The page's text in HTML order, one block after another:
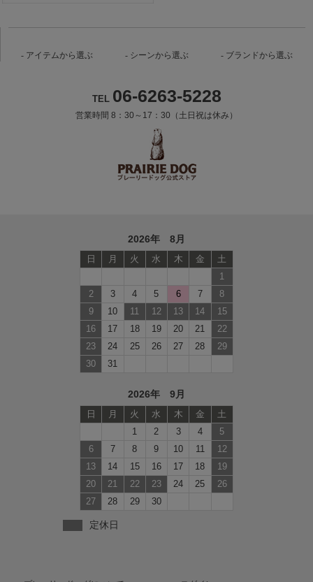
アイテムから選ぶ シーンから選ぶ ブランドから選ぶ
TEL 06-6263-5228
営業時間 8：30～17：30（土日祝は休み）
2026年 8月
日 月 火 水 木 金
土
1
2
3 4 5 6 7
8
9
10 11 12 13 14
15
16
17 18 19 20 21
22
23
24 25 26 27 28
29
30
31
2026年 9月
日 月 火 水 木 金
土
1
2 3 4
5
6
7 8 9 10 11
12
13
14 15 16 17 18
19
20
21 22 23 24 25
26
27
28 29 30
定休日